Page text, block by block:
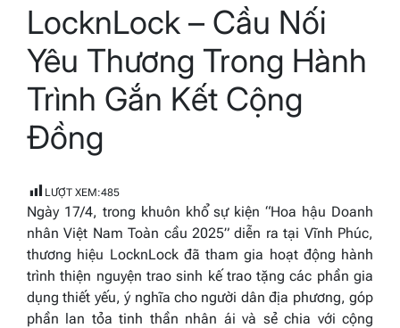
read
time
LocknLock – Cầu Nối
Yêu Thương Trong Hành
Trình Gắn Kết Cộng
Đồng
LƯỢT XEM:485
Ngày 17/4, trong khuôn khổ sự kiện “Hoa hậu Doanh
nhân Việt Nam Toàn cầu 2025” diễn ra tại Vĩnh Phúc,
thương hiệu LocknLock đã tham gia hoạt động hành
trình thiện nguyện trao sinh kế trao tặng các phần gia
dụng thiết yếu, ý nghĩa cho người dân địa phương, góp
phần lan tỏa tinh thần nhân ái và sẻ chia với cộng